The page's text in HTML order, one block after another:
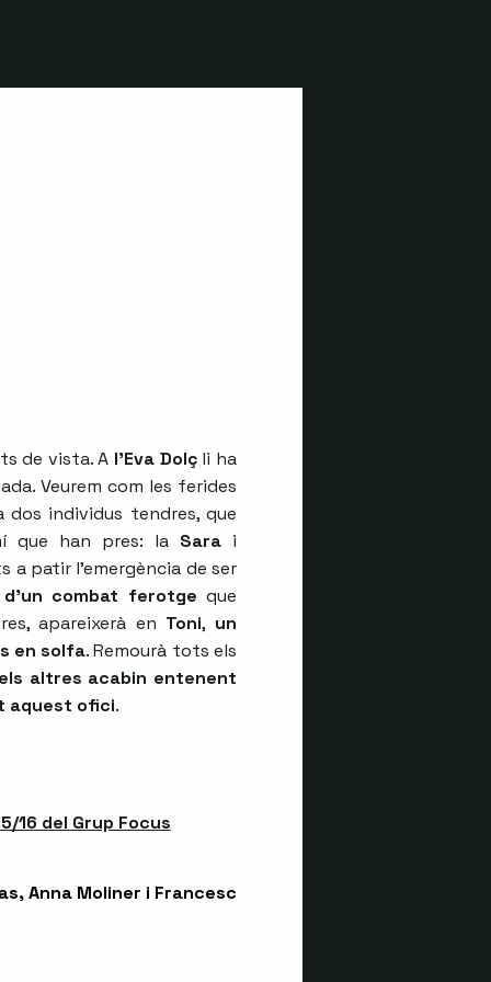
de vista. A l’Eva Dolçli ha
Veurem com les ferides
individus tendres, que
que han pres: la Sarai
patir l’emergència de ser
combat ferotge que
apareixerà en Toni, un
en solfa. Remourà tots els
altres acabin entenent
aquest ofici.
16 del Grup Focus
Anna Moliner i Francesc